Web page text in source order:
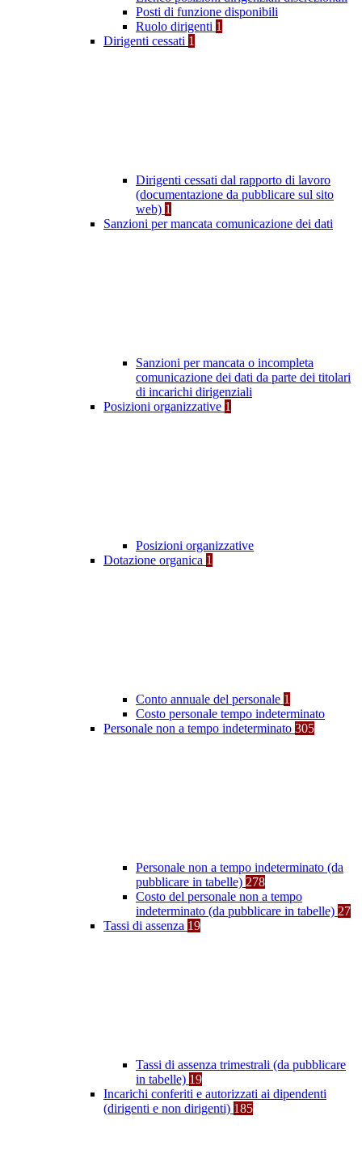
Posti di funzione disponibili
Ruolo dirigenti 1
Dirigenti cessati 1
Dirigenti cessati dal rapporto di lavoro
(documentazione da pubblicare sul sito
web) 1
Sanzioni per mancata comunicazione dei dati
Sanzioni per mancata o incompleta
comunicazione dei dati da parte dei titolari
di incarichi dirigenziali
Posizioni organizzative 1
Posizioni organizzative
Dotazione organica 1
Conto annuale del personale 1
Costo personale tempo indeterminato
Personale non a tempo indeterminato 305
Personale non a tempo indeterminato (da
pubblicare in tabelle) 278
Costo del personale non a tempo
indeterminato (da pubblicare in tabelle) 27
Tassi di assenza 19
Tassi di assenza trimestrali (da pubblicare
in tabelle) 19
Incarichi conferiti e autorizzati ai dipendenti
(dirigenti e non dirigenti) 185